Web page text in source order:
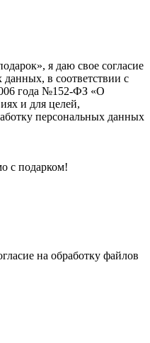
я даю свое согласие
в соответствии с
года №152-ФЗ «О
и для целей,
персональных данных
с подарком!
на обработку файлов